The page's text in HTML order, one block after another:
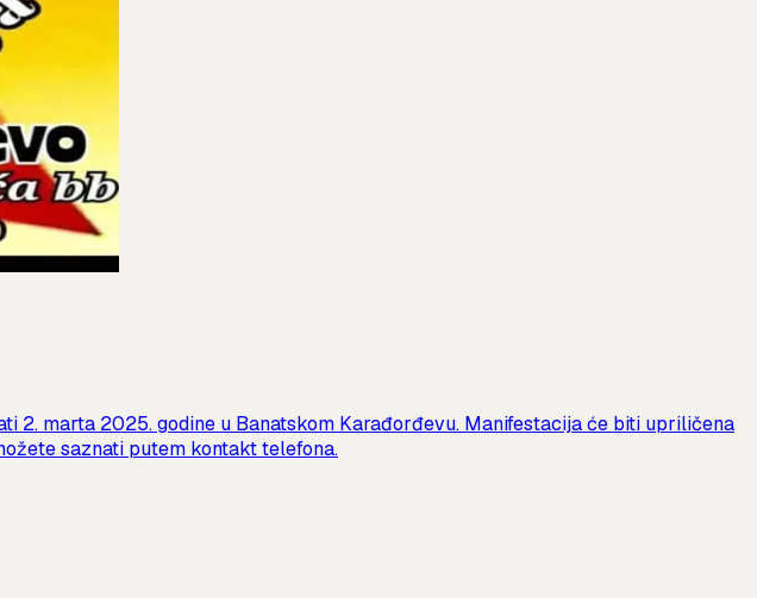
2. marta 2025. godine u Banatskom Karađorđevu. Manifestacija će biti upriličena
saznati putem kontakt telefona.